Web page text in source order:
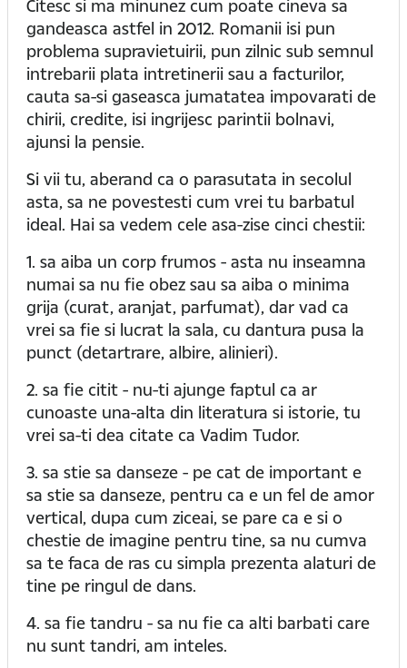
Citesc si ma minunez cum poate cineva sa
gandeasca astfel in 2012. Romanii isi pun
problema supravietuirii, pun zilnic sub semnul
intrebarii plata intretinerii sau a facturilor,
cauta sa-si gaseasca jumatatea impovarati de
chirii, credite, isi ingrijesc parintii bolnavi,
ajunsi la pensie.
Si vii tu, aberand ca o parasutata in secolul
asta, sa ne povestesti cum vrei tu barbatul
ideal. Hai sa vedem cele asa-zise cinci chestii:
1. sa aiba un corp frumos - asta nu inseamna
numai sa nu fie obez sau sa aiba o minima
grija (curat, aranjat, parfumat), dar vad ca
vrei sa fie si lucrat la sala, cu dantura pusa la
punct (detartrare, albire, alinieri).
2. sa fie citit - nu-ti ajunge faptul ca ar
cunoaste una-alta din literatura si istorie, tu
vrei sa-ti dea citate ca Vadim Tudor.
3. sa stie sa danseze - pe cat de important e
sa stie sa danseze, pentru ca e un fel de amor
vertical, dupa cum ziceai, se pare ca e si o
chestie de imagine pentru tine, sa nu cumva
sa te faca de ras cu simpla prezenta alaturi de
tine pe ringul de dans.
4. sa fie tandru - sa nu fie ca alti barbati care
nu sunt tandri, am inteles.